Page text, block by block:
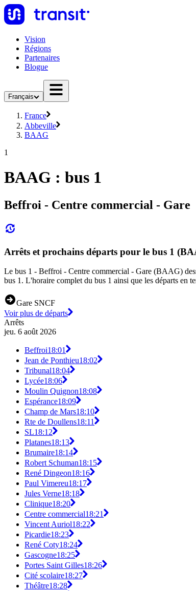
Vision
Régions
Partenaires
Blogue
Français
France
Abbeville
BAAG
1
BAAG : bus 1
Beffroi - Centre commercial - Gare
Arrêts et prochains départs pour le bus 1
Le bus 1 - Beffroi - Centre commercial - Gare (BAAG)
bus 1. L'horaire complet du bus 1 ainsi que les départs en
Gare SNCF
Voir plus de départs
Arrêts
jeu. 6 août 2026
Beffroi18:01
Jean de Ponthieu18:02
Tribunal18:04
Lycée18:06
Moulin Quignon18:08
Espérance18:09
Champ de Mars18:10
Rte de Doullens18:11
SL18:12
Platanes18:13
Brumaire18:14
Robert Schuman18:15
René Dingeon18:16
Paul Vimereu18:17
Jules Verne18:18
Clinique18:20
Centre commercial18:21
Vincent Auriol18:22
Picardie18:23
René Coty18:24
Gascogne18:25
Portes Saint Gilles18:26
Cité scolaire18:27
Théâtre18:28